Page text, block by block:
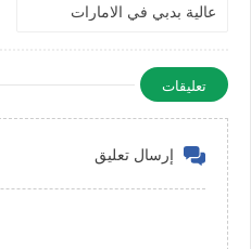
عالية بدبي في الامارات
تعليقات
إرسال تعليق